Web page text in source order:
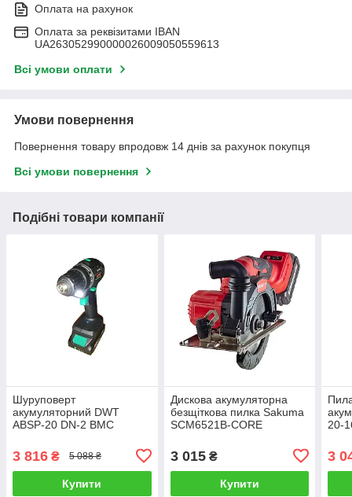
Оплата на рахунок
Оплата за реквізитами IBAN
UA263052990000026009050559613
Всі умови оплати
Умови повернення
Повернення товару впродовж 14 днів за рахунок покупця
Всі умови повернення
Подібні товари компанії
Шуруповерт
акумуляторний DWT
ABSP-20 DN-2 BMC
2.0 Ач, зарядне, кейс)
3 816 ₴ 5 088 ₴
Купити
Дискова акумуляторна
безщіткова пилка Sakuma
SCM6521B-CORE
Ач
3 015₴
Купити
20-
3